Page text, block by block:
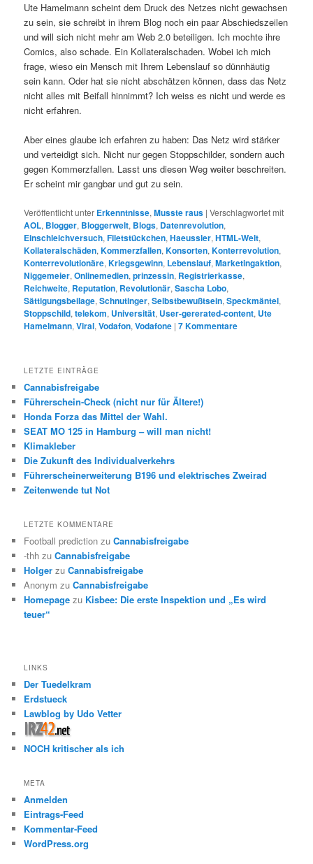
Ute Hamelmann scheint dem Druck des Netzes nicht gewachsen
zu sein, sie schreibt in ihrem Blog noch ein paar Abschiedszeilen
und will sich nicht mehr am Web 2.0 beteiligen. Ich mochte ihre
Comics, also schade. Ein Kollateralschaden. Wobei ich mich
frage, wieso ein Mensch mit Ihrem Lebenslauf so dünnhäutig
sein kann. Oder hat sie nicht abschätzen können, dass das Netz
nicht alles mit Beifall hinnimmt? Ich weiss es nicht und werde es
nicht erfahren.
Aber eines glaube ich erfahren zu haben: Das Netz wird stärker
und verteidigt sich. Nicht nur gegen Stoppschilder, sondern auch
gegen Kommerzfallen. Lasst uns diesen Weg weiter beschreiten.
Er scheint mir gangbar und gut zu sein.
Veröffentlicht unter Erkenntnisse,Musste raus |Verschlagwortet mit
AOL, Blogger, Bloggerwelt, Blogs, Datenrevolution,
Einschleichversuch,Filetstückchen,Haeussler,HTML-Welt,
Kollateralschäden,Kommerzfallen,Konsorten,Konterrevolution,
Konterrevolutionäre,Kriegsgewinn, Lebenslauf,Marketingaktion,
Niggemeier,Onlinemedien,prinzessin, Registrierkasse,
Reichweite, Reputation, Revolutionär,Sascha Lobo,
Sättigungsbeilage,Schnutinger,Selbstbewußtsein,Speckmäntel,
Stoppschild,telekom, Universität, User-gererated-content, Ute
Hamelmann,Viral,Vodafon,Vodafone |7Kommentare
LETZTE EINTRÄGE
Cannabisfreigabe
Führerschein-Check (nicht nur für Ältere!)
Honda Forza das Mittel der Wahl.
SEAT MO 125 in Hamburg – will man nicht!
Klimakleber
Die Zukunft des Individualverkehrs
Führerscheinerweiterung B196 und elektrisches Zweirad
Zeitenwende tut Not
LETZTE KOMMENTARE
Football prediction zuCannabisfreigabe
-thh zuCannabisfreigabe
Holger zuCannabisfreigabe
Anonym zuCannabisfreigabe
Homepage zu Kisbee: Die erste Inspektion und „Es wird
teuer“
LINKS
Der Tuedelkram
Erdstueck
Lawblog by Udo Vetter
NOCH kritischer als ich
META
Anmelden
Eintrags-Feed
Kommentar-Feed
WordPress.org